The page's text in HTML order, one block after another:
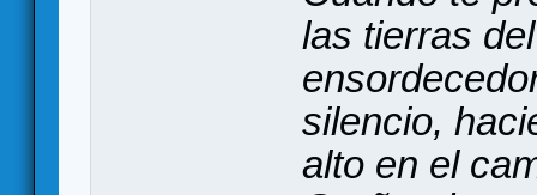
las tierras
silencio,
alto en el